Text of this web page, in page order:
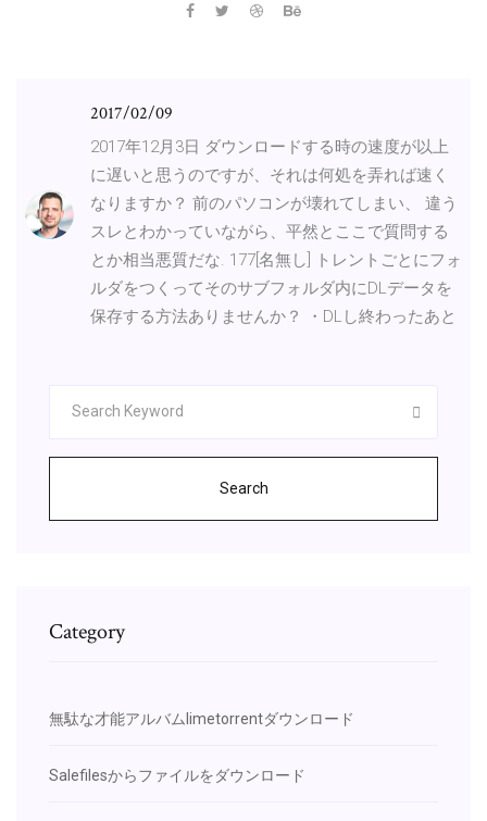
2017/02/09
2017年12月3日 ダウンロードする時の速度が以上
に遅いと思うのですが、それは何処を弄れば速く
なりますか？ 前のパソコンが壊れてしまい、 違う
スレとわかっていながら、平然とここで質問する
とか相当悪質だな. 177[名無し] トレントごとにフォ
ルダをつくってそのサブフォルダ内にDLデータを
保存する方法ありませんか？ ・DLし終わったあと
Search
Category
無駄な才能アルバムlimetorrentダウンロード
Salefilesからファイルをダウンロード